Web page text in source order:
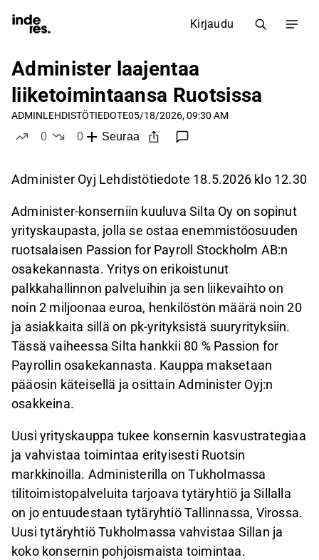
Kirjaudu
Administer laajentaa
liiketoimintaansa Ruotsissa
ADMINLEHDISTÖTIEDOTE05/18/2026, 09:30 AM
0
0
Seuraa
Administer Oyj Lehdistötiedote 18.5.2026 klo 12.30
Administer-konserniin kuuluva Silta Oy on sopinut
yrityskaupasta, jolla se ostaa enemmistöosuuden
ruotsalaisen Passion for Payroll Stockholm AB:n
osakekannasta. Yritys on erikoistunut
palkkahallinnon palveluihin ja sen liikevaihto on
noin 2 miljoonaa euroa, henkilöstön määrä noin 20
ja asiakkaita sillä on pk-yrityksistä suuryrityksiin.
Tässä vaiheessa Silta hankkii 80 % Passion for
Payrollin osakekannasta. Kauppa maksetaan
pääosin käteisellä ja osittain Administer Oyj:n
osakkeina.
Uusi yrityskauppa tukee konsernin kasvustrategiaa
ja vahvistaa toimintaa erityisesti Ruotsin
markkinoilla. Administerilla on Tukholmassa
tilitoimistopalveluita tarjoava tytäryhtiö ja Sillalla
on jo entuudestaan tytäryhtiö Tallinnassa, Virossa.
Uusi tytäryhtiö Tukholmassa vahvistaa Sillan ja
koko konsernin pohjoismaista toimintaa.